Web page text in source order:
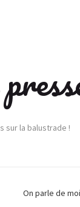
sur la balustrade !
On parle de moi